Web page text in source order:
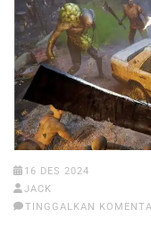
16 DES 2024
JACK
TINGGALKAN